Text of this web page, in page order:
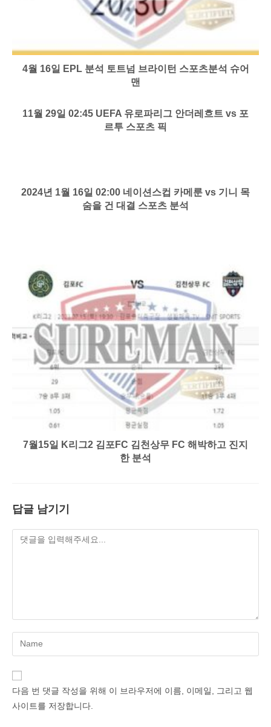
4월 16일 EPL 분석 토트넘 브라이턴 스포츠분석 슈어
맨
11월 29일 02:45 UEFA 유로파리그 안더레흐트 vs 포
르투 스포츠 픽
2024년 1월 16일 02:00 네이션스컵 카메룬 vs 기니 목
숨을 건 대결 스포츠 분석
7월15일 K리그2 김포FC 김천상무 FC 해박하고 진지
한 분석
답글 남기기
Enter
your
name
다음 번 댓글 작성을 위해 이 브라우저에 이름, 이메일, 그리고 웹
사이트를 저장합니다.